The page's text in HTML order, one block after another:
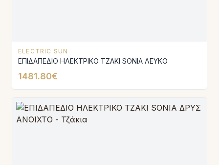
ELECTRIC SUN
ΕΠΙΔΑΠΕΔΙΟ ΗΛΕΚΤΡΙΚΟ ΤΖΑΚΙ SONIA ΛΕΥΚΟ
1481.80€